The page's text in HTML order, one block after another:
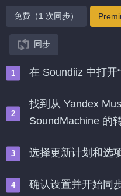
免费（1 次同步）
同步
在 Soundiiz 中打开
找到从 Yandex
SoundMachine 的
选择更新计划和选
确认设置并开始同